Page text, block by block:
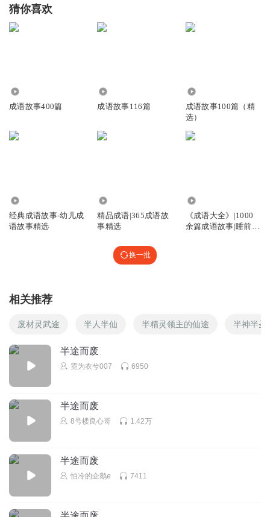
猜你喜欢
成语故事400篇 成语故事116篇
成语故事100篇（精
选）
经典成语故事-幼儿成
语故事精选
精品成语|365成语故
事精选
《成语大全》|1000
余篇成语故事|睡前故
换一批
相关推荐
废材灵武途 半人半仙 半精灵领主的仙途 半神半圣
半途而废
霓为衣兮007 6950
半途而废
8号楼良心哥 1.42万
半途而废
怕冷的企鹅e 7411